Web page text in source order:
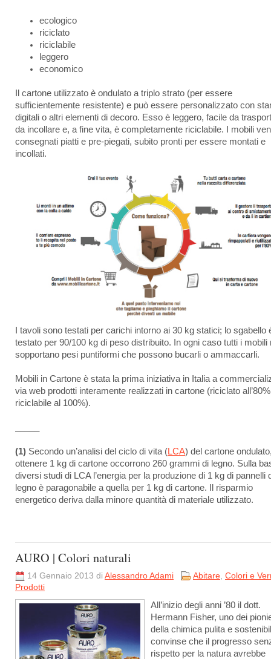
ecologico
riciclato
riciclabile
leggero
economico
Il cartone utilizzato è ondulato a triplo strato (per essere
sufficientemente resistente) e può essere personalizzato con
digitali o altri elementi di decoro. Esso è leggero, facile da
da incollare e, a fine vita, è completamente riciclabile. I mobili
consegnati piatti e pre-piegati, subito pronti per essere montati e
incollati.
I tavoli sono testati per carichi intorno ai 30 kg statici; lo sgabello
testato per 90/100 kg di peso distribuito. In ogni caso tutti i mobili
sopportano pesi puntiformi che possono bucarli o ammaccarli.
Mobili in Cartone è stata la prima iniziativa in Italia a
via web prodotti interamente realizzati in cartone (riciclato
riciclabile al 100%).
(1) Secondo un’analisi del ciclo di vita (LCA) del cartone
ottenere 1 kg di cartone occorrono 260 grammi di legno. Sulla
diversi studi di LCA l’energia per la produzione di 1 kg di pannelli
legno è paragonabile a quella per 1 kg di cartone. Il risparmio
energetico deriva dalla minore quantità di materiale utilizzato.
AURO | Colori naturali
14 Gennaio 2013 di Alessandro Adami Abitare, Colori e
Prodotti
All’inizio degli anni ’80 il dott.
Hermann Fisher, uno dei
della chimica pulita e
convinse che il progresso
rispetto per la natura avrebbe